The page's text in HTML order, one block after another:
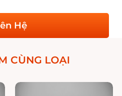
Hệ
CÙNG LOẠI